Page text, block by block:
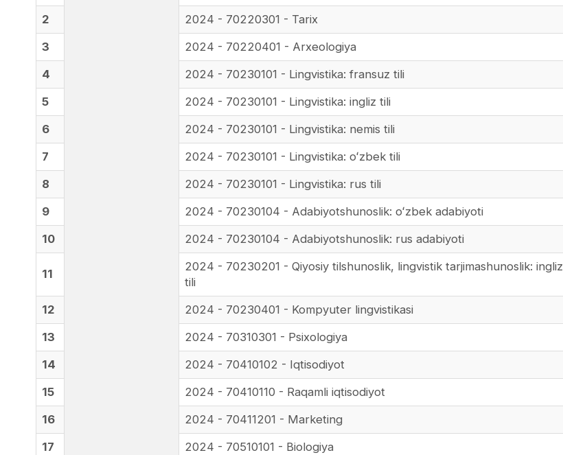
2
2024 - 70220301 - Tarix
3
2024 - 70220401 - Arxeologiya
4
2024 - 70230101 - Lingvistika: fransuz tili
5
2024 - 70230101 - Lingvistika: ingliz tili
6
2024 - 70230101 - Lingvistika: nemis tili
7
2024 - 70230101 - Lingvistika: oʻzbek tili
8
2024 - 70230101 - Lingvistika: rus tili
9
2024 - 70230104 - Adabiyotshunoslik: oʻzbek adabiyoti
10
2024 - 70230104 - Adabiyotshunoslik: rus adabiyoti
11
2024 - 70230201 - Qiyosiy tilshunoslik, lingvistik tarjimashunoslik: ingliz
tili
12 2024 - 70230401 - Kompyuter lingvistikasi
13
2024 - 70310301 - Psixologiya
14
2024 - 70410102 - Iqtisodiyot
15
2024 - 70410110 - Raqamli iqtisodiyot
16
2024 - 70411201 - Marketing
17
2024 - 70510101 - Biologiya